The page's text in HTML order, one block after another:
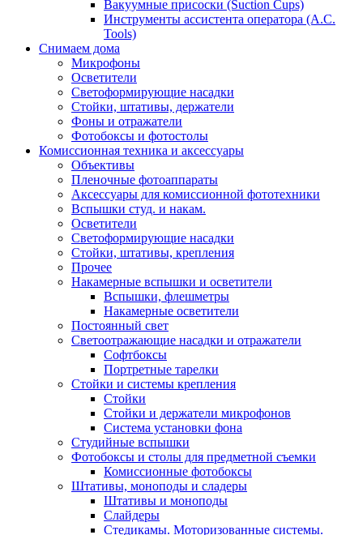
Вакуумные присоски (Suction Cups)
Инструменты ассистента оператора (A.C.
Tools)
Снимаем дома
Микрофоны
Осветители
Светоформирующие насадки
Стойки, штативы, держатели
Фоны и отражатели
Фотобоксы и фотостолы
Комиссионная техника и аксессуары
Объективы
Пленочные фотоаппараты
Аксессуары для комиссионной фототехники
Вспышки студ. и накам.
Осветители
Светоформирующие насадки
Стойки, штативы, крепления
Прочее
Накамерные вспышки и осветители
Вспышки, флешметры
Накамерные осветители
Постоянный свет
Светоотражающие насадки и отражатели
Софтбоксы
Портретные тарелки
Стойки и системы крепления
Стойки
Стойки и держатели микрофонов
Система установки фона
Студийные вспышки
Фотобоксы и столы для предметной съемки
Комиссионные фотобоксы
Штативы, моноподы и сладеры
Штативы и моноподы
Слайдеры
Стедикамы. Моторизованные системы.